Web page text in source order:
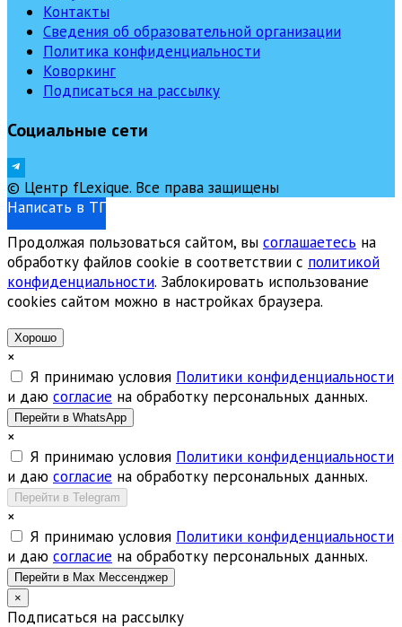
Контакты
Сведения об образовательной организации
Политика конфиденциальности
Коворкинг
Подписаться на рассылку
Социальные сети
© Центр fLexique. Все права защищены
Написать в ТГ
Продолжая пользоваться сайтом, вы соглашаетесь на
обработку файлов cookie в соответствии с политикой
конфиденциальности. Заблокировать использование
cookies сайтом можно в настройках браузера.
Хорошо
×
Я принимаю условия Политики конфиденциальности
и даю согласие на обработку персональных данных.
Перейти в WhatsApp
×
Я принимаю условия Политики конфиденциальности
и даю согласие на обработку персональных данных.
Перейти в Telegram
×
Я принимаю условия Политики конфиденциальности
и даю согласие на обработку персональных данных.
Перейти в Max Мессенджер
×
Подписаться на рассылку